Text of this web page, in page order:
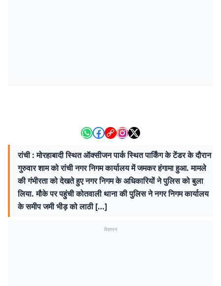
रांची : मोरहाबादी स्थित ऑक्सीजन पार्क स्थित पार्किंग के टेंडर के दौरान
गुरुवार शाम को रांची नगर निगम कार्यालय में जमकर हंगामा हुआ. मामले
की गंभीरता को देखते हुए नगर निगम के अधिकारियों ने पुलिस को बुला
लिया. मौके पर पहुंची कोतवाली थाना की पुलिस ने नगर निगम कार्यालय
के समीप जमी भीड़ को लाठी […]
विज्ञापन